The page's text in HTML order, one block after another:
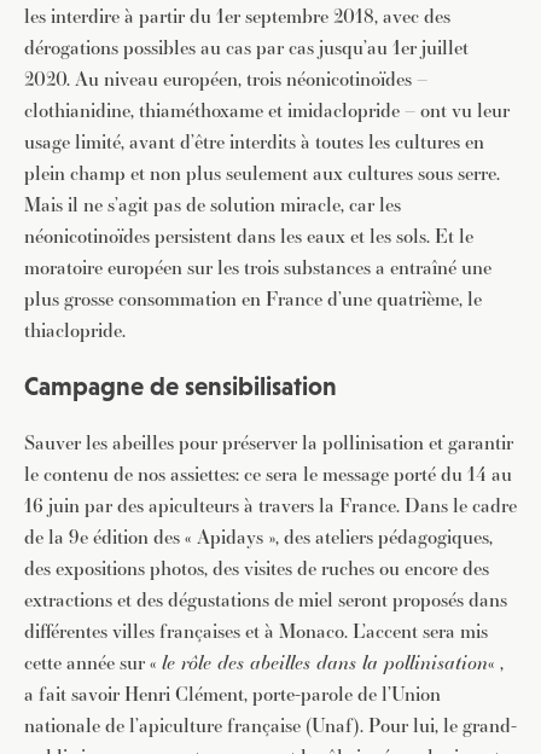
les interdire à partir du 1er septembre 2018, avec des
dérogations possibles au cas par cas jusqu’au 1er juillet
2020. Au niveau européen, trois néonicotinoïdes –
clothianidine, thiaméthoxame et imidaclopride – ont vu leur
usage limité, avant d’être interdits à toutes les cultures en
plein champ et non plus seulement aux cultures sous serre.
Mais il ne s’agit pas de solution miracle, car les
néonicotinoïdes persistent dans les eaux et les sols. Et le
moratoire européen sur les trois substances a entraîné une
plus grosse consommation en France d’une quatrième, le
thiaclopride.
Campagne de sensibilisation
Sauver les abeilles pour préserver la pollinisation et garantir
le contenu de nos assiettes: ce sera le message porté du 14 au
16 juin par des apiculteurs à travers la France. Dans le cadre
de la 9e édition des « Apidays », des ateliers pédagogiques,
des expositions photos, des visites de ruches ou encore des
extractions et des dégustations de miel seront proposés dans
différentes villes françaises et à Monaco. L’accent sera mis
cette année sur « le rôle des abeilles dans la pollinisation« ,
a fait savoir Henri Clément, porte-parole de l’Union
nationale de l’apiculture française (Unaf). Pour lui, le grand-